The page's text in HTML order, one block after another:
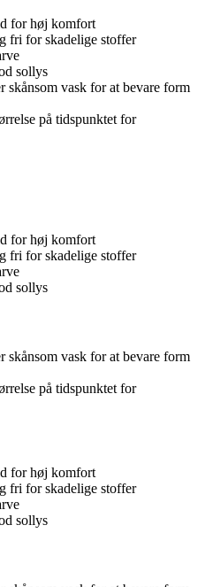
for høj komfort
fri for skadelige stoffer
sollys
vask for at bevare form
på tidspunktet for
for høj komfort
fri for skadelige stoffer
sollys
vask for at bevare form
på tidspunktet for
for høj komfort
fri for skadelige stoffer
sollys